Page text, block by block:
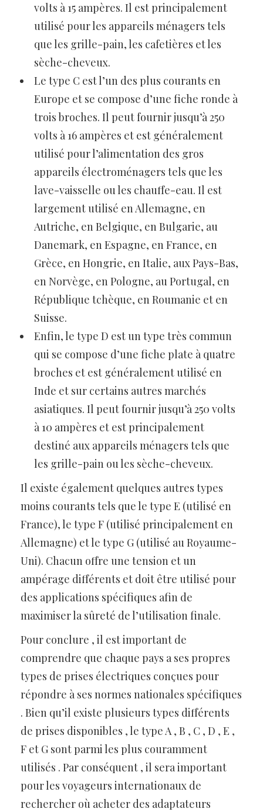
volts à 15 ampères. Il est principalement
utilisé pour les appareils ménagers tels
que les grille-pain, les cafetières et les
sèche-cheveux.
Le type C est l’un des plus courants en
Europe et se compose d’une fiche ronde à
trois broches. Il peut fournir jusqu’à 250
volts à 16 ampères et est généralement
utilisé pour l’alimentation des gros
appareils électroménagers tels que les
lave-vaisselle ou les chauffe-eau. Il est
largement utilisé en Allemagne, en
Autriche, en Belgique, en Bulgarie, au
Danemark, en Espagne, en France, en
Grèce, en Hongrie, en Italie, aux Pays-Bas,
en Norvège, en Pologne, au Portugal, en
République tchèque, en Roumanie et en
Suisse.
Enfin, le type D est un type très commun
qui se compose d’une fiche plate à quatre
broches et est généralement utilisé en
Inde et sur certains autres marchés
asiatiques. Il peut fournir jusqu’à 250 volts
à 10 ampères et est principalement
destiné aux appareils ménagers tels que
les grille-pain ou les sèche-cheveux.
Il existe également quelques autres types
moins courants tels que le type E (utilisé en
France), le type F (utilisé principalement en
Allemagne) et le type G (utilisé au Royaume-
Uni). Chacun offre une tension et un
ampérage différents et doit être utilisé pour
des applications spécifiques afin de
maximiser la sûreté de l’utilisation finale.
Pour conclure , il est important de
comprendre que chaque pays a ses propres
types de prises électriques conçues pour
répondre à ses normes nationales spécifiques
. Bien qu’il existe plusieurs types différents
de prises disponibles , le type A , B , C , D , E ,
F et G sont parmi les plus couramment
utilisés . Par conséquent , il sera important
pour les voyageurs internationaux de
rechercher où acheter des adaptateurs